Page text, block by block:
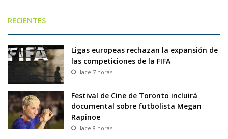
RECIENTES
Ligas europeas rechazan la expansión de
las competiciones de la FIFA
Hace 7 horas
Festival de Cine de Toronto incluirá
documental sobre futbolista Megan
Rapinoe
Hace 8 horas